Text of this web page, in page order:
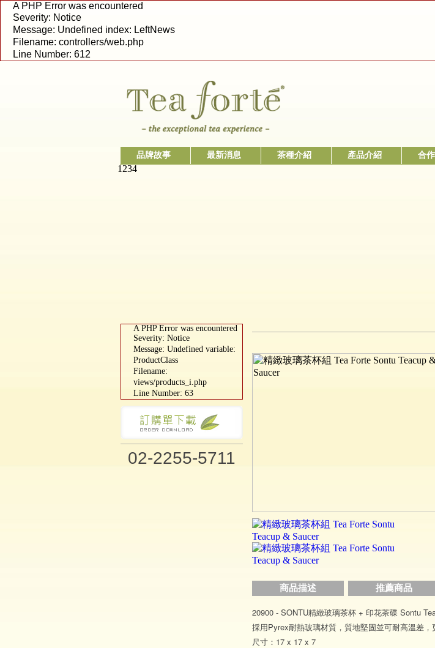
A PHP Error was encountered
Severity: Notice
Message: Undefined index: LeftNews
Filename: controllers/web.php
Line Number: 612
品牌故事 最新消息 茶種介紹 產品介紹 合
1 234
A PHP Error was encountered
Severity: Notice
Message: Undefined variable:
ProductClass
Filename:
views/products_i.php
Line Number: 63
02-2255-5711
商品描述 推薦商品
20900 - SONTU精緻玻璃茶杯 + 印花茶碟 Sontu
採用Pyrex耐熱玻璃材質，質地堅固並可耐高溫差
尺寸：17 x 17 x 7